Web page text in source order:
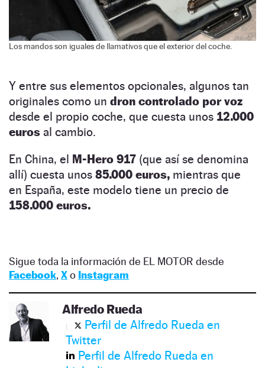
Los mandos son iguales de llamativos que el exterior del coche.
Y entre sus elementos opcionales, algunos tan
originales como un dron controlado por voz
desde el propio coche, que cuesta unos 12.000
euros al cambio.
En China, el M-Hero 917 (que así se denomina
allí) cuesta unos 85.000 euros, mientras que
en España, este modelo tiene un precio de
158.000 euros.
Sigue toda la información de EL MOTOR desde
Facebook, Xo Instagram
Alfredo Rueda
Perfil de Alfredo Rueda en
Twitter
Perfil de Alfredo Rueda en